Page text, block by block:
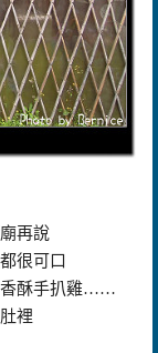
再說
很可口
香酥手扒雞……
裡